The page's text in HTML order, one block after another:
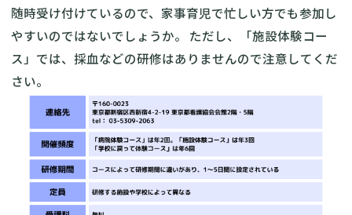
随時受け付けているので、家事育児で忙しい方でも参加し
やすいのではないでしょうか。 ただし、「施設体験コー
ス」では、採血などの研修はありませんので注意してくだ
さい。